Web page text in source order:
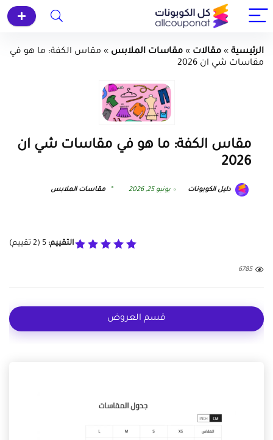
الرئيسية » مقالات » مقاسات الملابس » مقاس الكفة: ما هو في
مقاسات شي ان 2026
مقاس الكفة: ما هو في مقاسات شي ان
2026
دليل الكوبونات يونيو 25, 2026 مقاسات الملابس
التقييم: 5
(
2 تقييم)
6785
قسم العروض